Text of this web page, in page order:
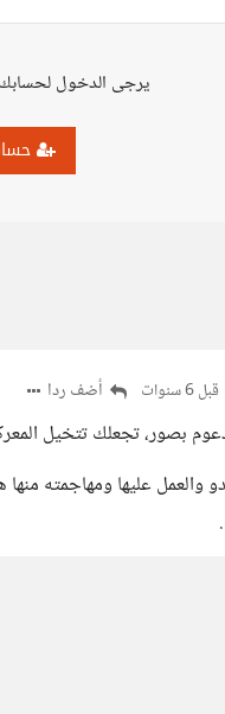
يرجى الدخول
قبل 6 سنوات أضف ردا
بصور، تجعلك تتخيل
والعمل عليها ومهاجمته